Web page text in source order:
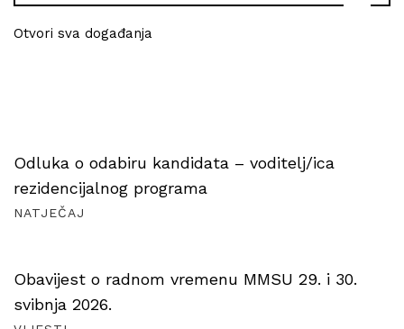
Otvori sva događanja
Odluka o odabiru kandidata – voditelj/ica
rezidencijalnog programa
NATJEČAJ
Obavijest o radnom vremenu MMSU 29. i 30.
svibnja 2026.